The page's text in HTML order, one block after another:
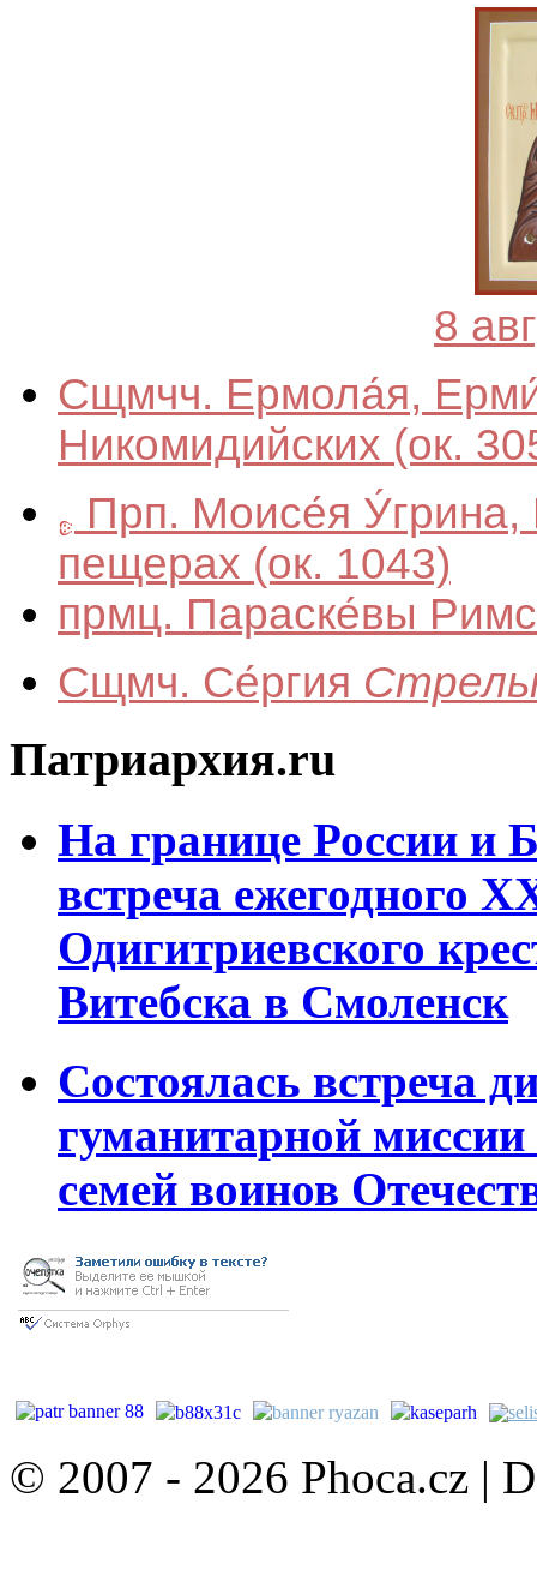
8
Сщмчч. Ермола́я,
Никомидийских (ок.
Прп. Моисе́я У́грина,
пещерах (ок. 1043)
прмц. Параске́вы
Сщмч. Се́ргия
Патриархия.ru
На границе России и
встреча ежегодного
Одигитриевского
Витебска в Смоленск
Состоялась встреча
гуманитарной
семей воинов
© 2007 - 2026 Phoca.cz |